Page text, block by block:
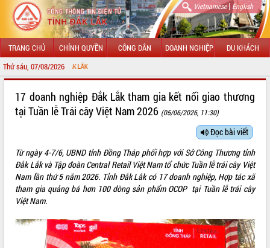
Vietnamese| English
TRANG CHỦ CHÍNH QUYỀN CÔNG DÂN DOANH NGHIỆP DU KHÁCH
Thứ sáu, 07/08/2026
LÃNH ĐẠO UBND TỈNH
SỞ, BAN, NGÀNH
UBND CÁC XÃ, PHƯỜNG
HỆ THỐNG VĂN BẢN
17 doanh nghiệp Đắk Lắk tham gia kết nối giao thương
tại Tuần lễ Trái cây Việt Nam 2026 (05/06/2026, 11:30)
Đọc bài viết
Từ ngày 4-7/6, UBND tỉnh Đồng Tháp phối hợp với Sở Công Thương tỉnh
Đắk Lắk và Tập đoàn Central Retail Việt Nam tổ chức Tuần lễ trái cây Việt
Nam lần thứ 5 năm 2026. Tỉnh Đắk Lắk có 17 doanh nghiệp, Hợp tác xã
tham gia quảng báhơn 100 dòng sản phẩm OCOP tại Tuần lễ trái cây
Việt Nam.